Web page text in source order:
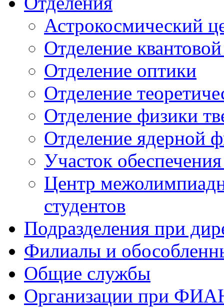
Астрокосмический
Отделение
Отделение оптики
Отделение
Отделение физики
Отделение ядерной
Участок
Центр
студентов
Подразделения при
Филиалы и
Общие службы
Организации при